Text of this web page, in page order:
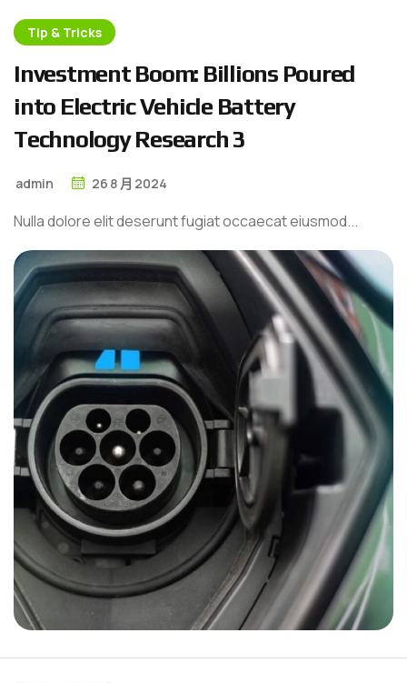
Tip & Tricks
Investment Boom: Billions Poured
into ElectricVehicle Battery
Technology Research 3
admin 26 8 月 2024
Nulla dolore elit deserunt fugiat occaecat eiusmod...